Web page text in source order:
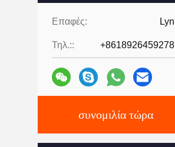
Επαφές: Lyn
Τηλ.:: +8618926459278
συνομιλία τώρα